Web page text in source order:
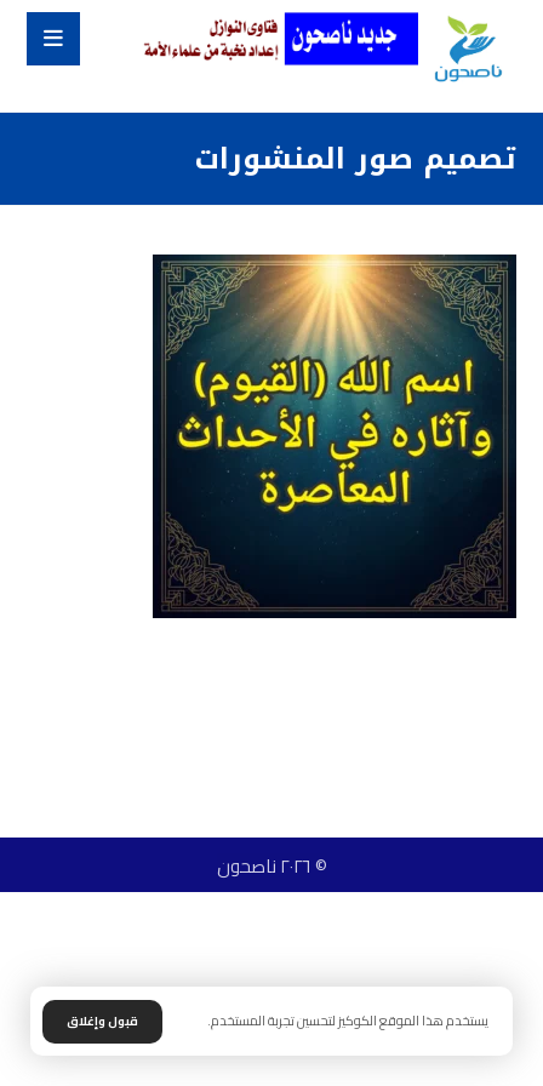
تصميم صور المنشورات
© ٢٠٢٦ ناصحون
يستخدم هذا الموقع الكوكيز لتحسين تجربة المستخدم. قبول وإغلاق